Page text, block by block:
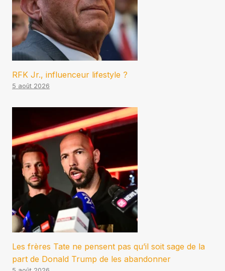
RFK Jr., influenceur lifestyle ?
5 août 2026
Les frères Tate ne pensent pas qu’il soit sage de la
part de Donald Trump de les abandonner